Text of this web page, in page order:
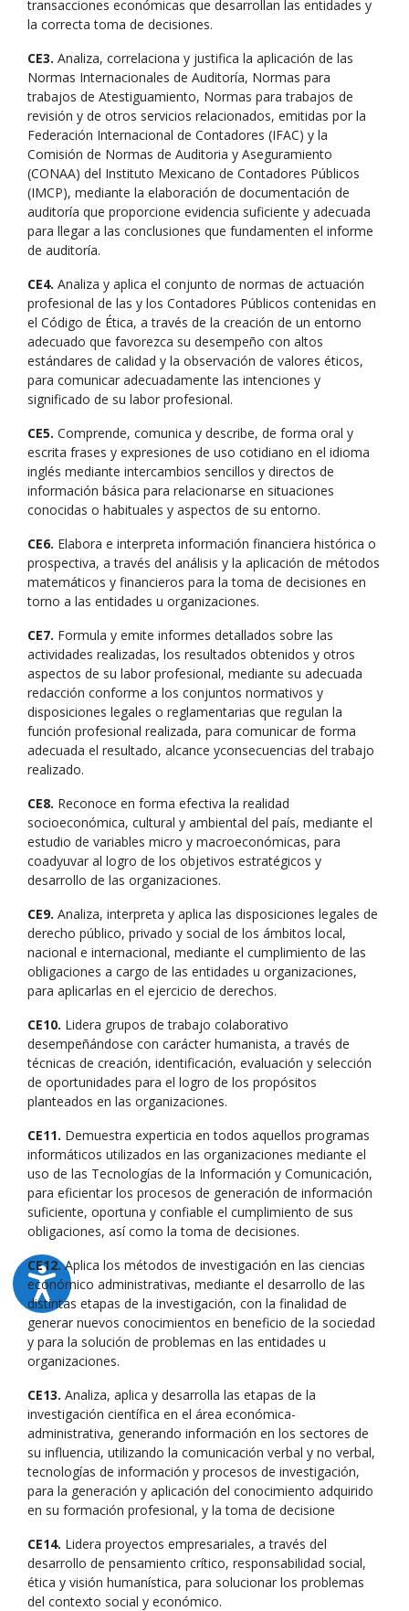
transacciones económicas que desarrollan las entidades y
la correcta toma de decisiones.
CE3. Analiza, correlaciona y justifica la aplicación de las
Normas Internacionales de Auditoría, Normas para
trabajos de Atestiguamiento, Normas para trabajos de
revisión y de otros servicios relacionados, emitidas por la
Federación Internacional de Contadores (IFAC) y la
Comisión de Normas de Auditoria y Aseguramiento
(CONAA) del Instituto Mexicano de Contadores Públicos
(IMCP), mediante la elaboración de documentación de
auditoría que proporcione evidencia suficiente y adecuada
para llegar a las conclusiones que fundamenten el informe
de auditoría.
CE4. Analiza y aplica el conjunto de normas de actuación
profesional de las y los Contadores Públicos contenidas en
el Código de Ética, a través de la creación de un entorno
adecuado que favorezca su desempeño con altos
estándares de calidad y la observación de valores éticos,
para comunicar adecuadamente las intenciones y
significado de su labor profesional.
CE5. Comprende, comunica y describe, de forma oral y
escrita frases y expresiones de uso cotidiano en el idioma
inglés mediante intercambios sencillos y directos de
información básica para relacionarse en situaciones
conocidas o habituales y aspectos de su entorno.
CE6. Elabora e interpreta información financiera histórica o
prospectiva, a través del análisis y la aplicación de métodos
matemáticos y financieros para la toma de decisiones en
torno a las entidades u organizaciones.
CE7. Formula y emite informes detallados sobre las
actividades realizadas, los resultados obtenidos y otros
aspectos de su labor profesional, mediante su adecuada
redacción conforme a los conjuntos normativos y
disposiciones legales o reglamentarias que regulan la
función profesional realizada, para comunicar de forma
adecuada el resultado, alcance yconsecuencias del trabajo
realizado.
CE8. Reconoce en forma efectiva la realidad
socioeconómica, cultural y ambiental del país, mediante el
estudio de variables micro y macroeconómicas, para
coadyuvar al logro de los objetivos estratégicos y
desarrollo de las organizaciones.
CE9. Analiza, interpreta y aplica las disposiciones legales de
derecho público, privado y social de los ámbitos local,
nacional e internacional, mediante el cumplimiento de las
obligaciones a cargo de las entidades u organizaciones,
para aplicarlas en el ejercicio de derechos.
CE10. Lidera grupos de trabajo colaborativo
desempeñándose con carácter humanista, a través de
técnicas de creación, identificación, evaluación y selección
de oportunidades para el logro de los propósitos
planteados en las organizaciones.
CE11. Demuestra experticia en todos aquellos programas
informáticos utilizados en las organizaciones mediante el
uso de las Tecnologías de la Información y Comunicación,
para eficientar los procesos de generación de información
suficiente, oportuna y confiable el cumplimiento de sus
obligaciones, así como la toma de decisiones.
CE12.Aplica los métodos de investigación en las ciencias
económico administrativas, mediante el desarrollo de las
distintas etapas de la investigación, con la finalidad de
generar nuevos conocimientos en beneficio de la sociedad
y para la solución de problemas en las entidades u
organizaciones.
CE13. Analiza, aplica y desarrolla las etapas de la
investigación científica en el área económica-
administrativa, generando información en los sectores de
su influencia, utilizando la comunicación verbal y no verbal,
tecnologías de información y procesos de investigación,
para la generación y aplicación del conocimiento adquirido
en su formación profesional, y la toma de decisione
CE14. Lidera proyectos empresariales, a través del
desarrollo de pensamiento crítico, responsabilidad social,
ética y visión humanística, para solucionar los problemas
del contexto social y económico.